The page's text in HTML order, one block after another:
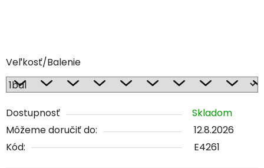
Veľkosť/Balenie
Dostupnosť
Skladom
Môžeme doručiť do:
12.8.2026
Kód:
E4261